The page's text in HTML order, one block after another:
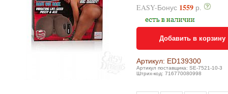
EASY-Бонус 1559 р.
Добавить в корзину
Артикул: ED139300
Артикул поставщика: SE-7521-10-3
Штрих-код: 716770080998